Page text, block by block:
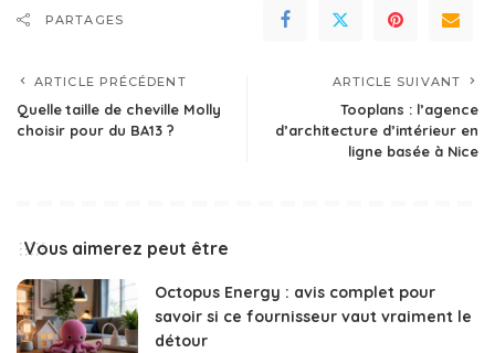
PARTAGES
ARTICLE PRÉCÉDENT
Quelle taille de cheville Molly
choisir pour du BA13 ?
ARTICLE SUIVANT
Tooplans : l’agence
d’architecture d’intérieur en
ligne basée à Nice
Vous aimerez peut être
Octopus Energy : avis complet pour
savoir si ce fournisseur vaut vraiment le
détour